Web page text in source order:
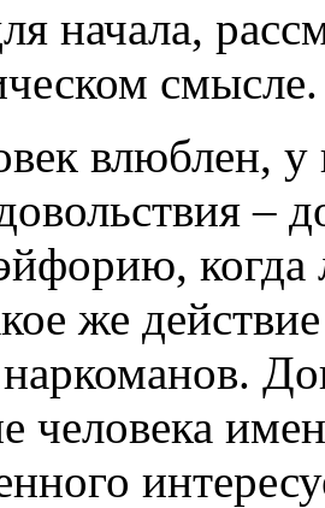
начала,
смысле.
влюблен,
–
же
человека